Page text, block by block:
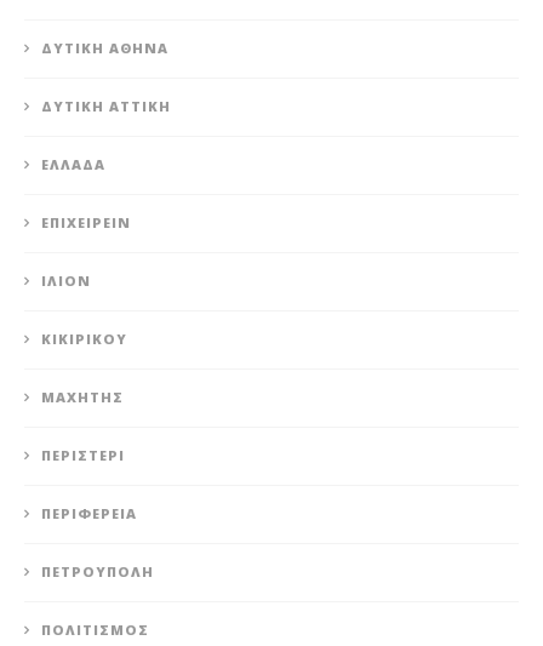
ΔΥΤΙΚΉ ΑΘΉΝΑ
ΔΥΤΙΚΉ ΑΤΤΙΚΉ
ΕΛΛΆΔΑ
ΕΠΙΧΕΙΡΕΊΝ
ΊΛΙΟΝ
ΚΙΚΙΡΙΚΟΥ
ΜΑΧΗΤΗΣ
ΠΕΡΙΣΤΈΡΙ
ΠΕΡΙΦΈΡΕΙΑ
ΠΕΤΡΟΎΠΟΛΗ
ΠΟΛΙΤΙΣΜΌΣ